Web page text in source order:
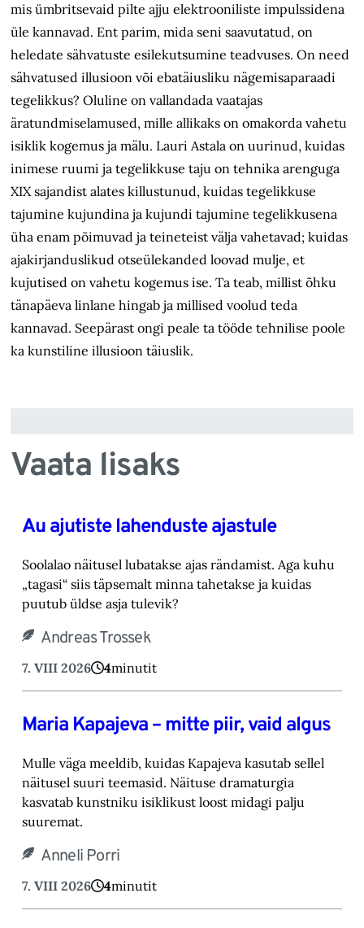
mis ümbritsevaid pilte ajju elektrooniliste impulssidena
üle kannavad. Ent parim, mida seni saavutatud, on
heledate sähvatuste esilekutsumine teadvuses. On need
sähvatused illusioon või ebatäiusliku nägemisaparaadi
tegelikkus? Oluline on vallandada vaatajas
äratundmiselamused, mille allikaks on omakorda vahetu
isiklik kogemus ja mälu. Lauri Astala on uurinud, kuidas
inimese ruumi ja tegelikkuse taju on tehnika arenguga
XIX sajandist alates killustunud, kuidas tegelikkuse
tajumine kujundina ja kujundi tajumine tegelikkusena
üha enam põimuvad ja teineteist välja vahetavad; kuidas
ajakirjanduslikud otseülekanded loovad mulje, et
kujutised on vahetu kogemus ise. Ta teab, millist õhku
tänapäeva linlane hingab ja millised voolud teda
kannavad. Seepärast ongi peale ta tööde tehnilise poole
ka kunstiline illusioon täiuslik.
Vaata lisaks
Au ajutiste lahenduste ajastule
Soolalao näitusel lubatakse ajas rändamist. Aga kuhu
„tagasi“ siis täpsemalt minna tahetakse ‎ja kuidas
puutub üldse asja tulevik?‎
Andreas Trossek
7. VIII 2026 4minutit
Maria Kapajeva – mitte piir, vaid algus
Mulle väga meeldib, kuidas Kapajeva kasutab sellel
näitusel suuri teemasid. Näituse drama‎turgia
kasvatab kunstniku isiklikust loost midagi palju
suuremat.‎
Anneli Porri
7. VIII 2026 4minutit